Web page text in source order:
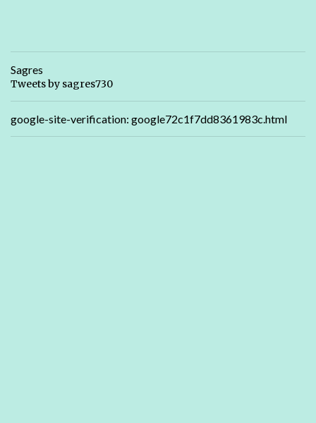
Sagres
Tweets by sagres730
google-site-verification: google72c1f7dd8361983c.html